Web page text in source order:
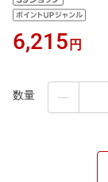
6,215 円
数量